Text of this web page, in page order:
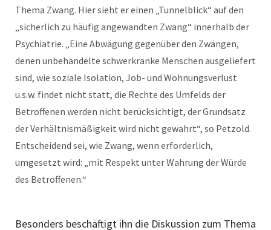
Thema Zwang. Hier sieht er einen „Tunnelblick“ auf den
„sicherlich zu häufig angewandten Zwang“ innerhalb der
Psychiatrie. „Eine Abwägung gegenüber den Zwängen,
denen unbehandelte schwerkranke Menschen ausgeliefert
sind, wie soziale Isolation, Job- und Wohnungsverlust
u.s.w. findet nicht statt, die Rechte des Umfelds der
Betroffenen werden nicht berücksichtigt, der Grundsatz
der Verhältnismäßigkeit wird nicht gewahrt“, so Petzold.
Entscheidend sei, wie Zwang, wenn erforderlich,
umgesetzt wird: „mit Respekt unter Wahrung der Würde
des Betroffenen.“
Besonders beschäftigt ihn die Diskussion zum Thema